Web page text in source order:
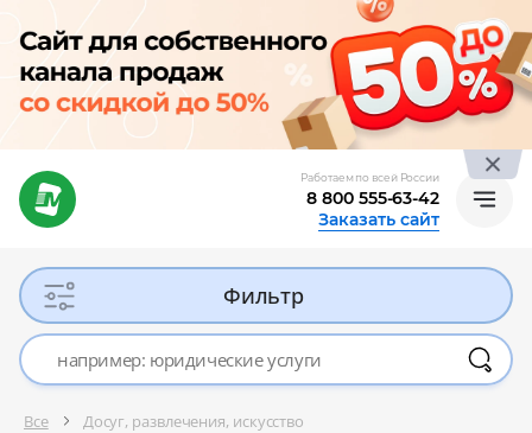
Работаем по всей России
8 800 555-63-42
Заказать сайт
Фильтр
Все Досуг, развлечения, искусство